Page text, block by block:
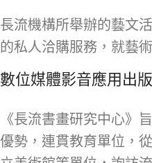
長流機構所舉辦的藝文
的私人洽購服務，就藝
數位媒體影音應用出
《長流書畫研究中心》
優勢，連貫教育單位，